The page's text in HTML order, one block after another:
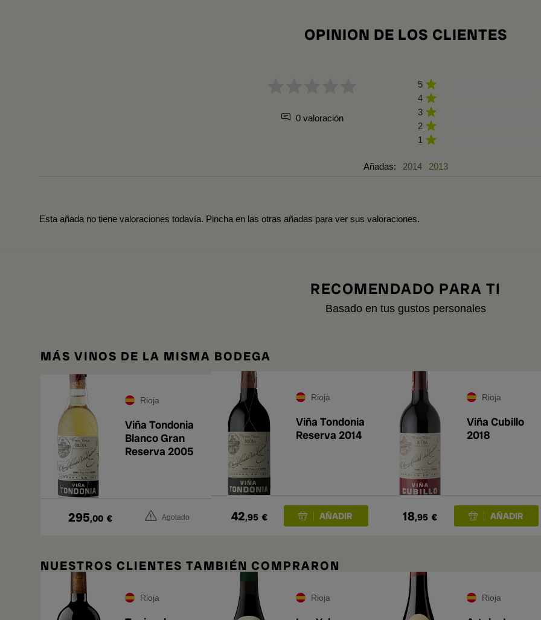
OPINION DE LOS CLIENTES
0 valoración
5
4
3
2
1
Añadas: 2014 2013
Esta añada no tiene valoraciones todavía. Pincha en las otras añadas para ver sus valoraciones.
RECOMENDADO PARA TI
Basado en tus gustos personales
MÁS VINOS DE LA MISMA BODEGA
Rioja
Viña Tondonia
Blanco Gran
Reserva 2005
295,00 € Agotado
Rioja
Viña Tondonia
Reserva 2014
42,95 €
Rioja
Viña Cubillo
2018
18,95 €
NUESTROS CLIENTES TAMBIÉN COMPRARON
Rioja Rioja Rioja